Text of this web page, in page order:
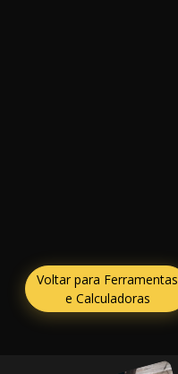
Voltar para Ferramentas
e Calculadoras